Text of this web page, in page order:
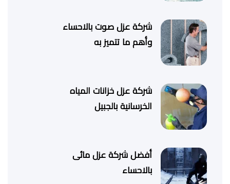
شركة عزل صوت بالاحساء
وأهم ما تتميز به
شركة عزل خزانات المياه
الخرسانية بالجبيل
أفضل شركة عزل مائى
بالاحساء